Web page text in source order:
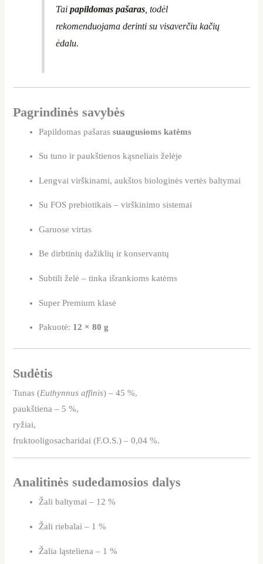
Tai papildomas pašaras, todėl
rekomenduojama derinti su visaverčiu kačių
ėdalu.
Pagrindinės savybės
Papildomas pašarassuaugusioms katėms
Su tuno ir paukštienos kąsneliais želėje
Lengvai virškinami, aukštos biologinės vertės baltymai
Su FOS prebiotikais – virškinimo sistemai
Garuose virtas
Be dirbtinių dažiklių ir konservantų
Subtili želė – tinka išrankioms katėms
Super Premium klasė
Pakuotė: 12 × 80 g
Sudėtis
Tunas (Euthynnus affinis) – 45 %,
paukštiena – 5 %,
ryžiai,
fruktooligosacharidai (F.O.S.) – 0,04 %.
Analitinės sudedamosios dalys
Žali baltymai – 12 %
Žali riebalai – 1 %
Žalia ląsteliena – 1 %